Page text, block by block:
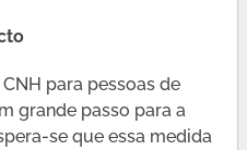
para pessoas de
grande passo para a
se que essa medida